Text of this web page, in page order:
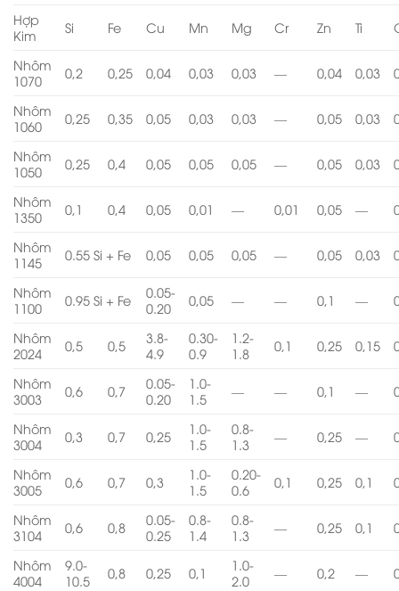
Hợp
Kim
Si Fe Cu Mn Mg Cr Zn Ti
Nhôm
1070
0,2 0,25 0,04 0,03 0,03 — 0,04 0,03
Nhôm
1060
0,25 0,35 0,05 0,03 0,03 — 0,05 0,03
Nhôm
1050
0,25 0,4 0,05 0,05 0,05 — 0,05 0,03
Nhôm
1350
0,1 0,4 0,05 0,01 — 0,01 0,05 —
Nhôm
1145
0.55 Si + Fe 0,05 0,05 0,05 — 0,05 0,03
Nhôm
1100
0.95 Si + Fe
0.05-
0.20
0,05 — — 0,1 —
Nhôm
2024
0,5 0,5
3.8-
4.9
0.30-
0.9
1.2-
1.8
0,1 0,25 0,15
Nhôm
3003
0,6 0,7
0.05-
0.20
1.0-
1.5
— — 0,1 —
Nhôm
3004
0,3 0,7 0,25
1.0-
1.5
0.8-
1.3
— 0,25 —
Nhôm
3005
0,6 0,7 0,3
1.0-
1.5
0.20-
0.6
0,1 0,25 0,1
Nhôm
3104
0,6 0,8
0.05-
0.25
0.8-
1.4
0.8-
1.3
— 0,25 0,1
Nhôm
4004
9.0-
10.5
0,8 0,25 0,1
1.0-
2.0
— 0,2 —